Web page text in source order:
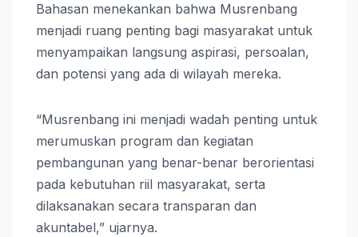
Bahasan menekankan bahwa Musrenbang
menjadi ruang penting bagi masyarakat untuk
menyampaikan langsung aspirasi, persoalan,
dan potensi yang ada di wilayah mereka.
“Musrenbang ini menjadi wadah penting untuk
merumuskan program dan kegiatan
pembangunan yang benar-benar berorientasi
pada kebutuhan riil masyarakat, serta
dilaksanakan secara transparan dan
akuntabel,” ujarnya.